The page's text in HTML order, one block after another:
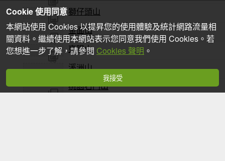
照片
尚未
傳
照片
尚未
傳
照片
獅仔頭山
尚未
照片
金面山
尚未
照片
東眼山
尚未
溪洲山
桃園石門山
Cookie 使用同意
本網站使用 Cookies 以提昇您的使用體驗及統計網路流量相
關資料。繼續使用本網站表示您同意我們使用 Cookies。若
您想進一步了解，請參閱 Cookies 聲明 。
我接受